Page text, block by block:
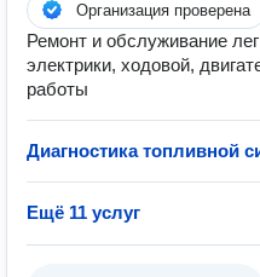
Организация проверена
Ремонт и обслуживание
электрики, ходовой,
работы
Диагностика топливной
Ещё 11 услуг